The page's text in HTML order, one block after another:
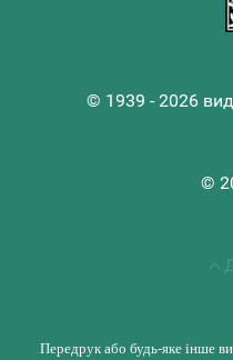
© 1939 - 2026
©
Передрук або будь-яке інше